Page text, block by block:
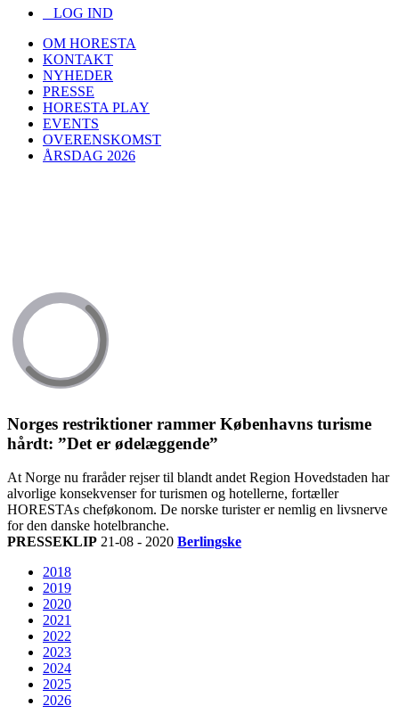
LOG IND
OM HORESTA
KONTAKT
NYHEDER
PRESSE
HORESTA PLAY
EVENTS
OVERENSKOMST
ÅRSDAG 2026
Norges restriktioner rammer Københavns turisme
hårdt: ”Det er ødelæggende”
At Norge nu fraråder rejser til blandt andet Region Hovedstaden har
alvorlige konsekvenser for turismen og hotellerne, fortæller
HORESTAs cheføkonom. De norske turister er nemlig en livsnerve
for den danske hotelbranche.
PRESSEKLIP 21-08 - 2020 Berlingske
2018
2019
2020
2021
2022
2023
2024
2025
2026